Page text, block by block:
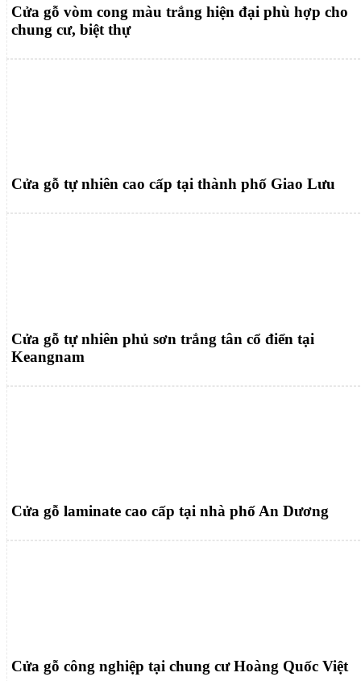
Cửa gỗ vòm cong màu trắng hiện đại phù hợp cho
chung cư, biệt thự
Cửa gỗ tự nhiên cao cấp tại thành phố Giao Lưu
Cửa gỗ tự nhiên phủ sơn trắng tân cổ điển tại
Keangnam
Cửa gỗ laminate cao cấp tại nhà phố An Dương
Cửa gỗ công nghiệp tại chung cư Hoàng Quốc Việt